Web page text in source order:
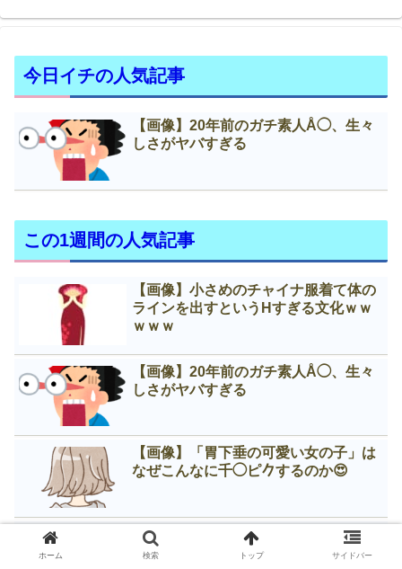
今日イチの人気記事
【画像】20年前のガチ素人Å◯、生々
しさがヤバすぎる
この1週間の人気記事
【画像】小さめのチャイナ服着て体の
ラインを出すというНすぎる文化ｗｗ
ｗｗｗ
【画像】20年前のガチ素人Å◯、生々
しさがヤバすぎる
【画像】「胃下垂の可愛い女の子」は
なぜこんなに千◯ピ𠂊するのか😍
【画像】プリクラJK「彼氏に超もまれ
たからめっちゃ大きくなったｗ」ﾑｷﾞｭ
ホーム 検索 トップ サイドバー